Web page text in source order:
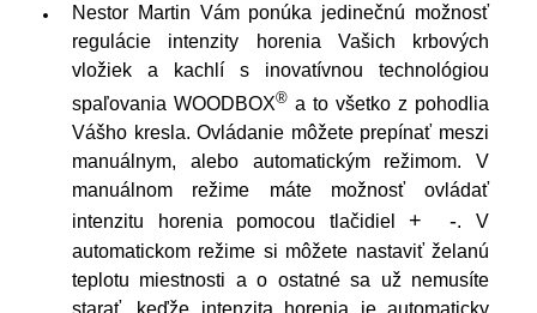
Nestor Martin Vám ponúka jedinečnú možnosť
regulácie intenzity horenia Vašich krbových
vložiek a kachlí s inovatívnou technológiou
spaľovania WOODBOX® a to všetko z pohodlia
Vášho kresla. Ovládanie môžete prepínať meszi
manuálnym, alebo automatickým režimom. V
manuálnom režime máte možnosť ovládať
intenzitu horenia pomocou tlačidiel+ -. V
automatickom režime si môžete nastaviť želanú
teplotu miestnosti a o ostatné sa už nemusíte
starať, keďže intenzita horenia je automaticky